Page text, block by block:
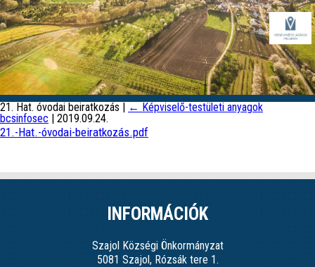
21. Hat. óvodai beiratkozás | ← Képviselő-testületi anyagok
bcsinfosec | 2019.09.24.
21.-Hat.-óvodai-beiratkozás.pdf
INFORMÁCIÓK
Szajol Községi Önkormányzat
5081 Szajol, Rózsák tere 1.